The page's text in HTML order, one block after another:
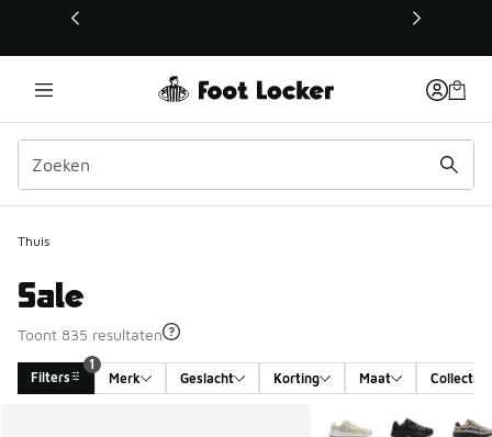
Deze link wordt geopend in een nieuw venster
Thuis
Sale
Toont 835 resultaten
Filters
1
Merk
Geslacht Korting Maat Collectie
Meer kleuren